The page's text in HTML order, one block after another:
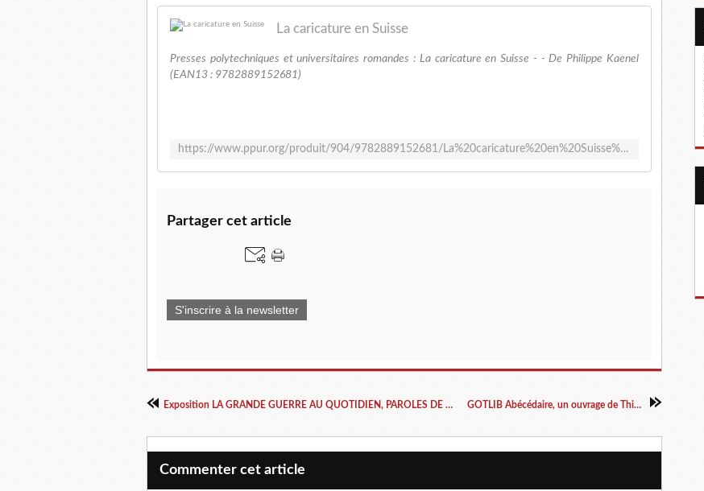
La caricature en Suisse
Presses polytechniques et universitaires romandes : La caricature en Suisse - - De Philippe Kaenel
(EAN13 : 9782889152681)
https://www.ppur.org/produit/904/9782889152681/La%20caricature%20en%20Suisse%20
Partager cet article
S'inscrire à la newsletter
Exposition LA GRANDE GUERRE AU QUOTIDIEN, PAROLES DE POILUS ET DE VICILS, exposition à louer GOTLIB Abécédaire, un ouvrage de Thierry Groensteen (interview)
Commenter cet article